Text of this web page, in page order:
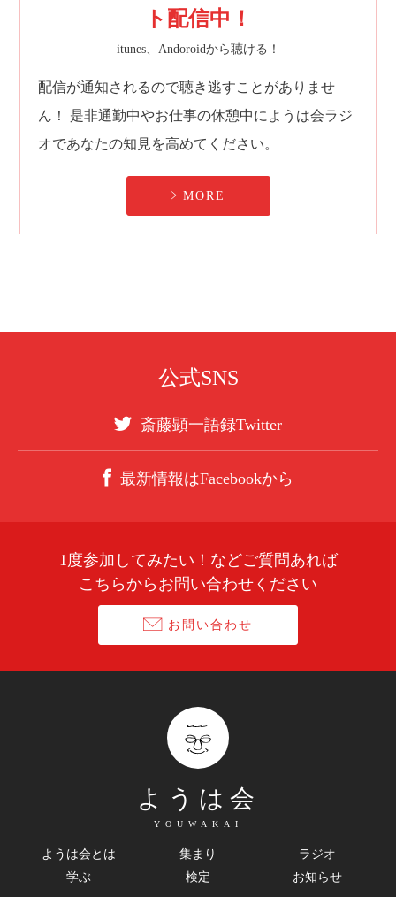
ト配信中！
itunes、Andoroidから聴ける！
配信が通知されるので聴き逃すことがありませ
ん！
是非通勤中やお仕事の休憩中にようは会ラジ
オであなたの知見を高めてください。
MORE
公式SNS
斎藤顕一語録Twitter
最新情報はFacebookから
1度参加してみたい！などご質問あれば
こちらからお問い合わせください
お問い合わせ
ようは会
YOUWAKAI
ようは会とは 集まり
ラジオ
学ぶ
検定 お知らせ